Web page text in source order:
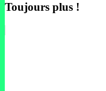
Toujours plus !